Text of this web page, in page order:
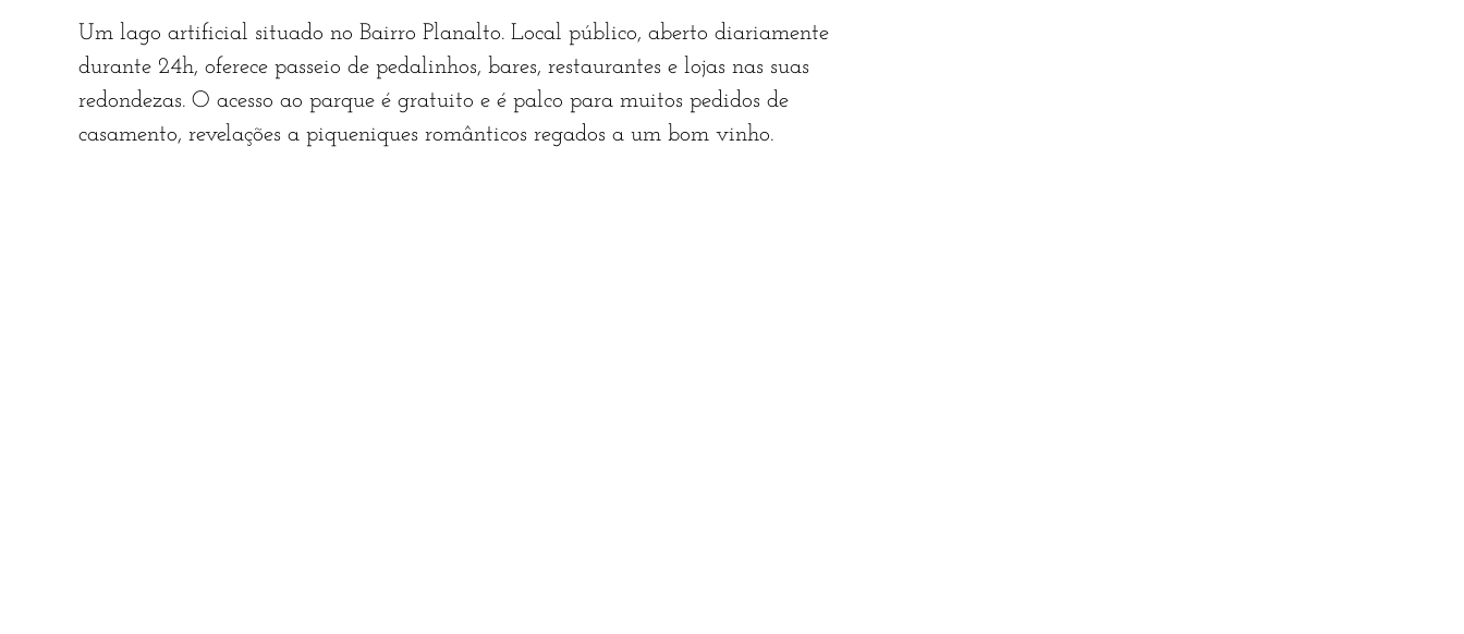
Um lago artificial situado no Bairro Planalto. Local público, aberto diariamente
durante 24h, oferece passeio de pedalinhos, bares, restaurantes e lojas nas suas
redondezas. O acesso ao parque é gratuito e é palco para muitos pedidos de
casamento, revelações a piqueniques românticos regados a um bom vinho.